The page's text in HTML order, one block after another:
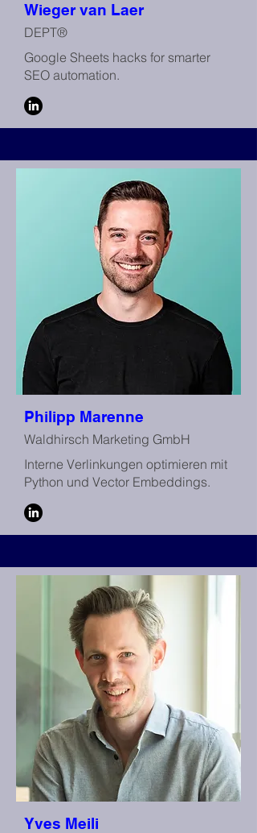
Wieger van Laer
DEPT®
Google Sheets hacks for smarter
SEO automation.
Philipp Marenne
Waldhirsch Marketing GmbH
Interne Verlinkungen optimieren mit
Python und Vector Embeddings.
Yves Meili